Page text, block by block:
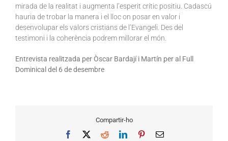
mirada de la realitat i augmenta l’esperit crític positiu. Cadascú
hauria de trobar la manera i el lloc on posar en valor i
desenvolupar els valors cristians de l’Evangeli. Des del
testimoni i la coherència podrem millorar el món.
Entrevista realitzada per Òscar Bardají i Martín per al Full
Dominical del 6 de desembre
Compartir-ho
Facebook RedditLinkedInPinterestEmail